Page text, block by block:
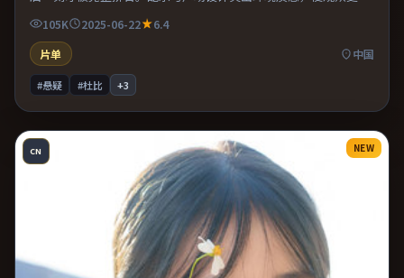
沉浸其中。既有类型片爽感，也保留作者表达，口碑潜力不俗。
105K 2025-06-22
6.4
片单
中国
#悬疑 #杜比 +3
CN NEW